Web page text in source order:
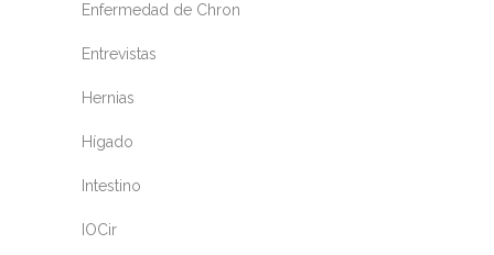
Enfermedad de Chron
Entrevistas
Hernias
Hígado
Intestino
IOCir